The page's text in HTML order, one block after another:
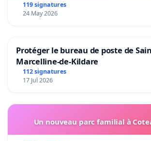
119 signatures
24 May 2026
Protéger le bureau de poste de
Marcelline-de-Kildare
112 signatures
17 Jul 2026
Un nouveau parc familial à